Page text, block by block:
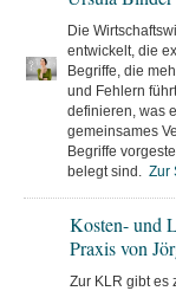
Die
entwickelt, die
Begriffe, die
und Fehlern
definieren, was
gemeinsames
Begriffe
belegt sind. Zur
Kosten- und
Praxis von
Zur KLR gibt es